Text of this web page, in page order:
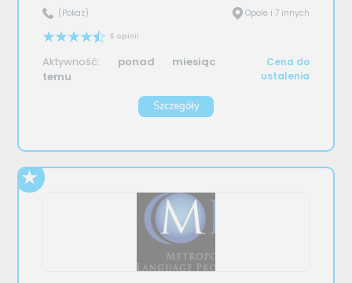
(Pokaż) Opole i 7 innych
6 opinii
Aktywność: ponad miesiąc
temu
Cena do
ustalenia
Szczegóły